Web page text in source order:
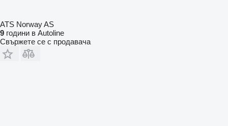
ATS Norway AS
9 години в Autoline
Свържете се с продавача